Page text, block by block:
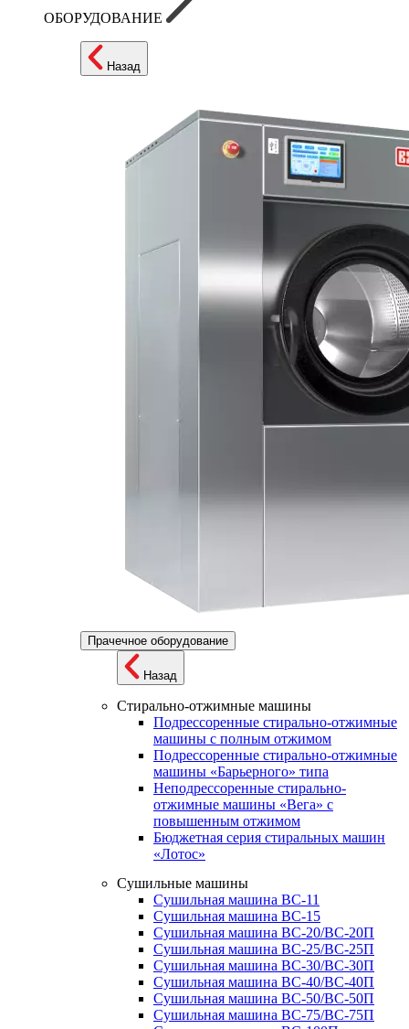
ОБОРУДОВАНИЕ
Назад
Прачечное оборудование
Назад
Стирально-отжимные машины
Подрессоренные стирально-отжимные
машины с полным отжимом
Подрессоренные стирально-отжимные
машины «Барьерного» типа
Неподрессоренные стирально-
отжимные машины «Вега» с
повышенным отжимом
Бюджетная серия стиральных машин
«Лотос»
Сушильные машины
Сушильная машина ВС-11
Сушильная машина ВС-15
Сушильная машина ВС-20/ВС-20П
Сушильная машина ВС-25/ВС-25П
Сушильная машина ВС-30/ВС-30П
Сушильная машина ВС-40/ВС-40П
Сушильная машина ВС-50/ВС-50П
Сушильная машина ВС-75/ВС-75П